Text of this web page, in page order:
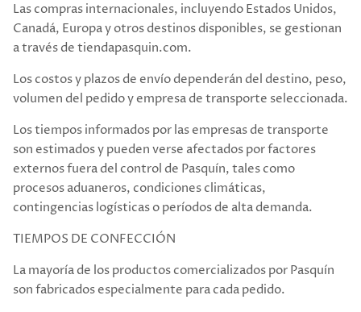
Las compras internacionales, incluyendo Estados Unidos,
Canadá, Europa y otros destinos disponibles, se gestionan
a través de tiendapasquin.com.
Los costos y plazos de envío dependerán del destino, peso,
volumen del pedido y empresa de transporte seleccionada.
Los tiempos informados por las empresas de transporte
son estimados y pueden verse afectados por factores
externos fuera del control de Pasquín, tales como
procesos aduaneros, condiciones climáticas,
contingencias logísticas o períodos de alta demanda.
TIEMPOS DE CONFECCIÓN
La mayoría de los productos comercializados por Pasquín
son fabricados especialmente para cada pedido.